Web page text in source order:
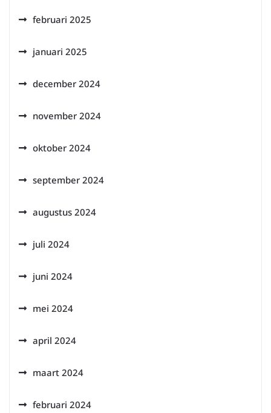
februari 2025
januari 2025
december 2024
november 2024
oktober 2024
september 2024
augustus 2024
juli 2024
juni 2024
mei 2024
april 2024
maart 2024
februari 2024